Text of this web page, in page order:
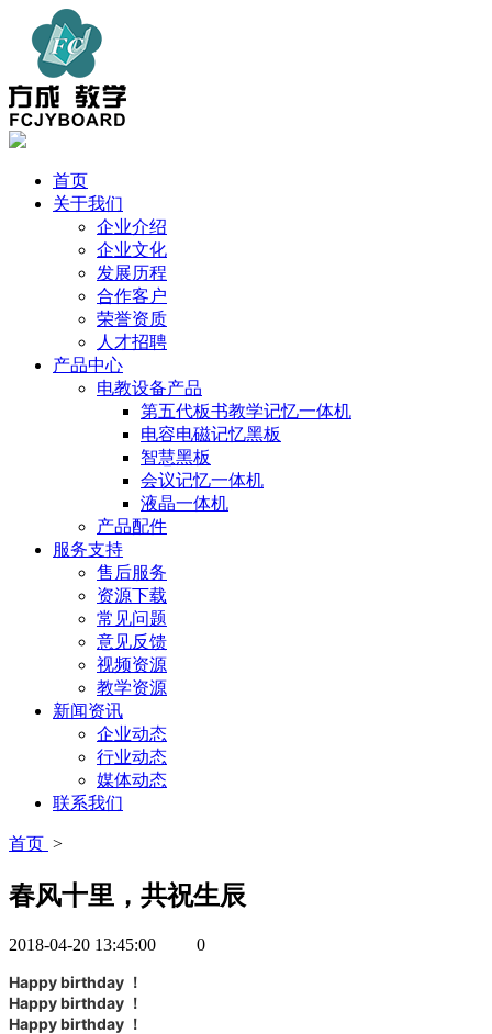
首页
关于我们
企业介绍
企业文化
发展历程
合作客户
荣誉资质
人才招聘
产品中心
电教设备产品
第五代板书教学记忆一体机
电容电磁记忆黑板
智慧黑板
会议记忆一体机
液晶一体机
产品配件
服务支持
售后服务
资源下载
常见问题
意见反馈
视频资源
教学资源
新闻资讯
企业动态
行业动态
媒体动态
联系我们
首页 >
春风十里，共祝生辰
2018-04-20 13:45:00
0
Happy birthday ！
Happy birthday ！
Happy birthday ！